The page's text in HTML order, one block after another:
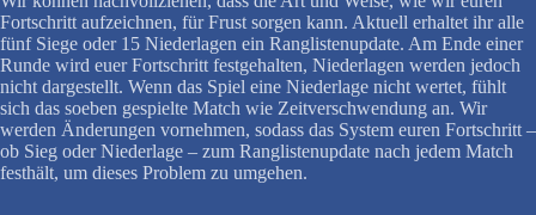
Fortschritt aufzeichnen, für Frust sorgen kann. Aktuell erhaltet ihr alle
fünf Siege oder 15 Niederlagen ein Ranglistenupdate. Am Ende einer
Runde wird euer Fortschritt festgehalten, Niederlagen werden jedoch
nicht dargestellt. Wenn das Spiel eine Niederlage nicht wertet, fühlt
sich das soeben gespielte Match wie Zeitverschwendung an. Wir
werden Änderungen vornehmen, sodass das System euren Fortschritt –
ob Sieg oder Niederlage – zum Ranglistenupdate nach jedem Match
festhält, um dieses Problem zu umgehen.